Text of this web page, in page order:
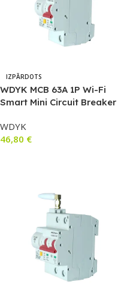
IZPĀRDOTS
WDYK MCB 63A 1P Wi-Fi
Smart Mini Circuit Breaker
WDYK
46,80 €